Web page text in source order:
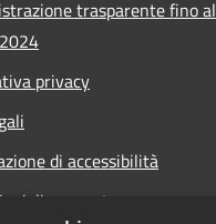
trasparente fino al
privacy
di accessibilità
miglioramento